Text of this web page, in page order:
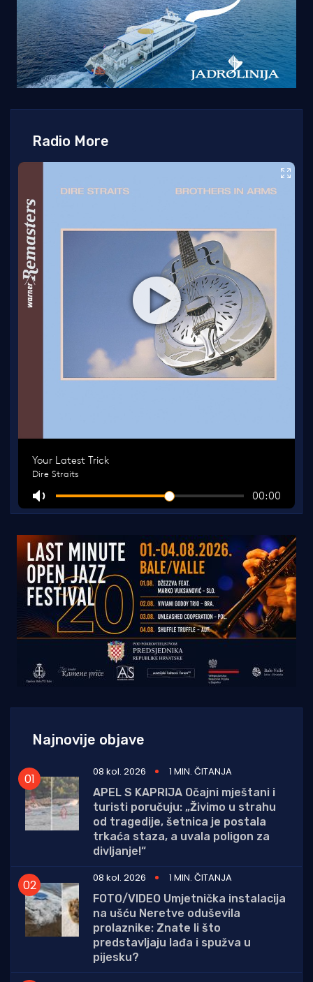
Radio More
Najnovije objave
08 kol. 2026
1 MIN. ČITANJA
APEL S KAPRIJA Očajni mještani i
turisti poručuju: „Živimo u strahu
od tragedije, šetnica je postala
trkaća staza, a uvala poligon za
divljanje!“
08 kol. 2026
1 MIN. ČITANJA
FOTO/VIDEO Umjetnička instalacija
na ušću Neretve oduševila
prolaznike: Znate li što
predstavljaju lađa i spužva u
pijesku?